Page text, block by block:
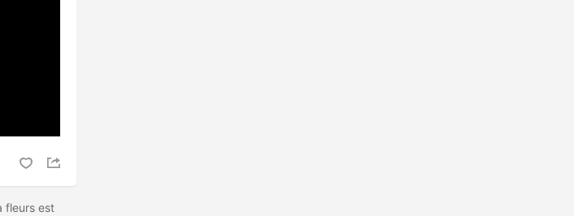
fleurs est